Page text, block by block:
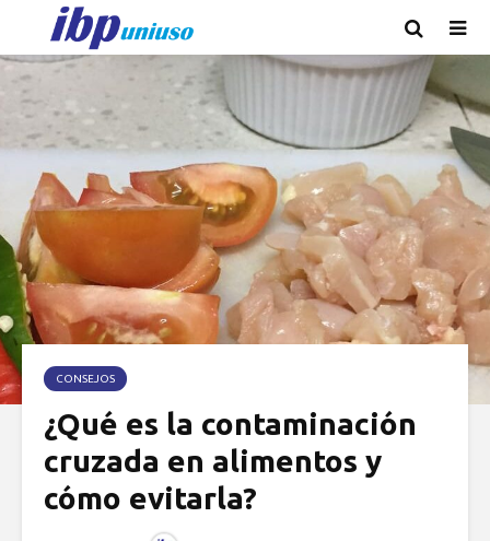
CONSEJOS
¿Qué es la contaminación
cruzada en alimentos y
cómo evitarla?